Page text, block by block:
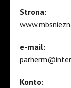
Strona:
e-mail:
Konto: